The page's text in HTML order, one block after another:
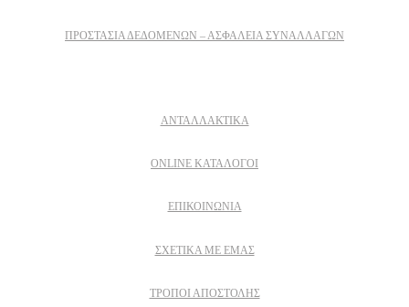
ΠΡΟΣΤΑΣΊΑ ΔΕΔΟΜΈΝΩΝ – ΑΣΦΆΛΕΙΑ ΣΥΝΑΛΛΑΓΏΝ
ΑΝΤΑΛΛΑΚΤΙΚΑ
ONLINE ΚΑΤΑΛΟΓΟΙ
ΕΠΙΚΟΙΝΩΝΙΑ
ΣΧΕΤΙΚΆ ΜΕ ΕΜΆΣ
ΤΡΌΠΟΙ ΑΠΟΣΤΟΛΉΣ